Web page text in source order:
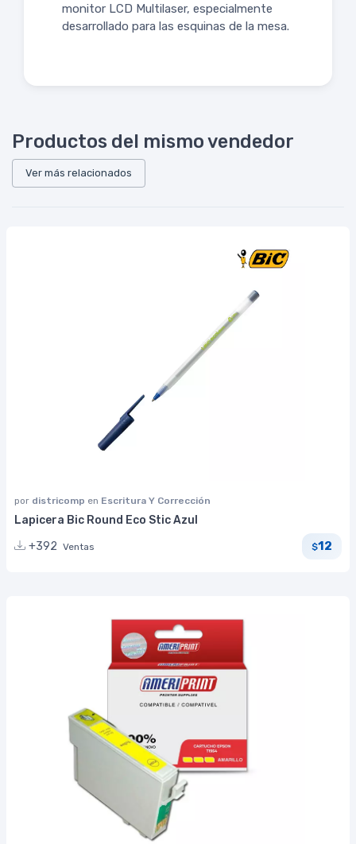
monitor LCD Multilaser, especialmente
desarrollado para las esquinas de la mesa.
Productos del mismo vendedor
Ver más relacionados
por districomp en Escritura Y Corrección
Lapicera Bic Round Eco Stic Azul
+392 Ventas $12